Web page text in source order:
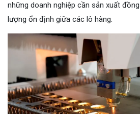
những doanh nghiệp cần sản xuất
lượng ổn định giữa các lô hàng.